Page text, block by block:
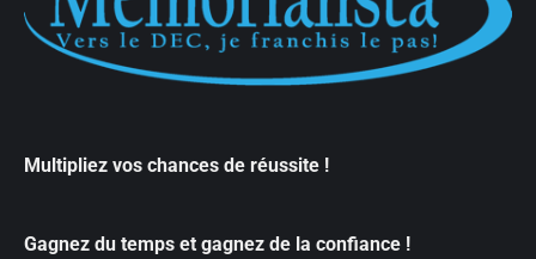
Multipliez vos chances de réussite !
Gagnez du temps et gagnez de la confiance !